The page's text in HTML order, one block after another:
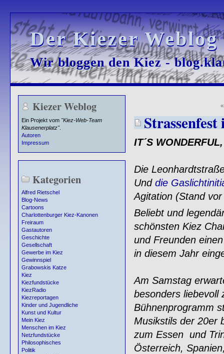
Der Kiezer
Der Kiezer
Wir bloggen den Kiez -
Wir bloggen den Kiez -
Kiezer Weblog
Ein Projekt vom "Kiez-Web-Team
Klausenerplatz".
Autoren
Impressum
Kategorien
Alfred Rietschel
Blog-News
Cartoons
Charlottenburger Kiez-Kanonen
Freiraum
Gastautoren
Geschichte
Gesellschaft
Gewerbe im Kiez
Gewinnspiel
Grabowskis Katze
Kiez
Kiezfundstücke
KiezRadio
Kiezreportagen
Kinder und Jugendliche
Kunst und Kultur
Mein Kiez
Menschen im Kiez
Netzfundstücke
Philosophisches
Politik
IT´S
Die
Und die
Agitation (Stand
Beliebt und
schönsten Kiez
und Freunden
in diesem Jahr
Am Samstag
besonders liebevoll
Bühnenprogramm
Musikstils der 20er
zum Essen und
Österreich,